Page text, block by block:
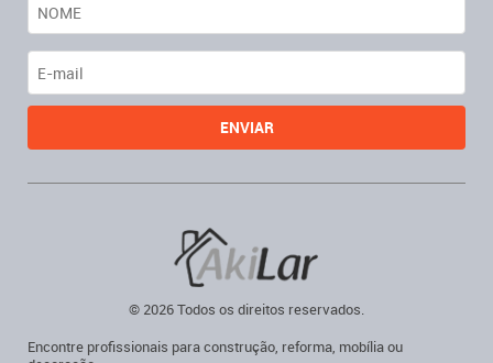
Encontre profissionais para construção, reforma, mobília ou
© 2026 Todos os direitos reservados.